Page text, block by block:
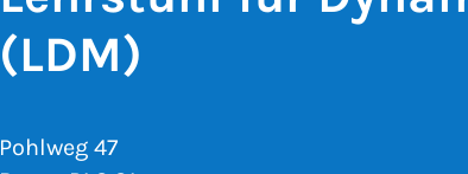
(LDM)
Pohlweg 47